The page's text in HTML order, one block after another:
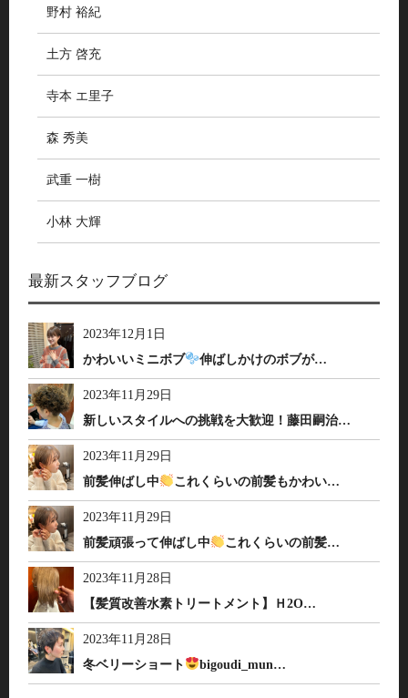
野村 裕紀
土方 啓充
寺本 エ里子
森 秀美
武重 一樹
小林 大輝
最新スタッフブログ
2023年12月1日
かわいいミニボブ
伸ばしかけのボブが…
2023年11月29日
新しいスタイルへの挑戦を大歓迎！藤田嗣治…
2023年11月29日
前髪伸ばし中
これくらいの前髪もかわい…
2023年11月29日
前髪頑張って伸ばし中
これくらいの前髪…
2023年11月28日
【髪質改善水素トリートメント】Ｈ2O…
2023年11月28日
冬ベリーショート
bigoudi_mun…